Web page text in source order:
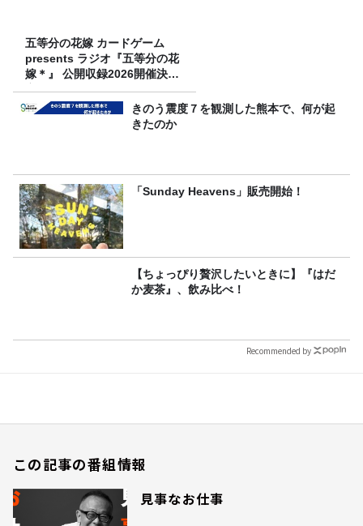
五等分の花嫁 カードゲーム
presents ラジオ『五等分の花
嫁＊』 公開収録2026開催決
定！
きのう震度７を観測した熊本で、何が起
きたのか
「Sunday Heavens」販売開始！
【ちょっぴり贅沢したいときに】『はだ
か麦茶』、飲み比べ！
Recommended by
この記事の番組情報
見事なお仕事